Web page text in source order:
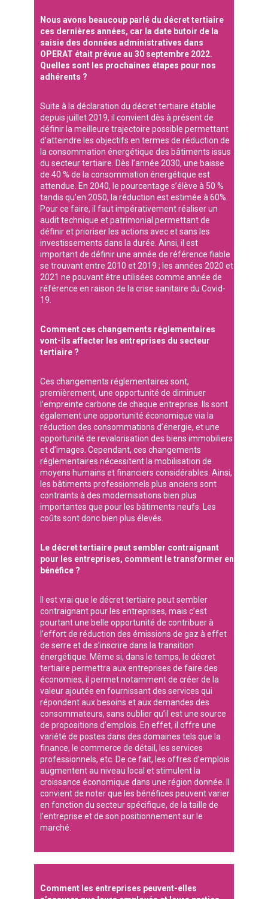
Nous avons beaucoup parlé du décret tertiaire
ces dernières années, car la date butoir de la
saisie des données administratives dans
OPERAT était prévue au 30 septembre 2022.
Quelles sont les prochaines étapes pour nos
adhérents ?
Suite à la déclaration du décret tertiaire établie
depuis juillet 2019, il convient dès à présent de
définir la meilleure trajectoire possible permettant
d’atteindre les objectifs en termes de réduction de
la consommation énergétique des bâtiments issus
du secteur tertiaire. Dès l’année 2030, une baisse
de 40 % de la consommation énergétique est
attendue. En 2040, le pourcentage s’élève à 50 %
tandis qu’en 2050, la réduction est estimée à 60%.
Pour ce faire, il faut impérativement réaliser un
audit technique et patrimonial permettant de
définir et prioriser les actions avec et sans les
investissements dans la durée. Ainsi, il est
important de définir une année de référence fiable
se trouvant entre 2010 et 2019 ; les années 2020 et
2021 ne pouvant être utilisées comme année de
référence en raison de la crise sanitaire du Covid-
19.
Comment ces changements réglementaires
vont-ils affecter les entreprises du secteur
tertiaire ?
Ces changements réglementaires sont,
premièrement, une opportunité de diminuer
l’empreinte carbone de chaque entreprise. Ils sont
également une opportunité économique via la
réduction des consommations d’énergie, et une
opportunité de revalorisation des biens immobiliers
et d’images. Cependant, ces changements
réglementaires nécessitent la mobilisation de
moyens humains et financiers considérables. Ainsi,
les bâtiments professionnels plus anciens sont
contraints à des modernisations bien plus
importantes que pour les bâtiments neufs. Les
coûts sont donc bien plus élevés.
Le décret tertiaire peut sembler contraignant
pour les entreprises, comment le transformer en
bénéfice ?
Il est vrai que le décret tertiaire peut sembler
contraignant pour les entreprises, mais c’est
pourtant une belle opportunité de contribuer à
l’effort de réduction des émissions de gaz à effet
de serre et de s’inscrire dans la transition
énergétique. Même si, dans le temps, le décret
tertiaire permettra aux entreprises de faire des
économies, il permet notamment de créer de la
valeur ajoutée en fournissant des services qui
répondent aux besoins et aux demandes des
consommateurs, sans oublier qu’il est une source
de propositions d’emplois. En effet, il offre une
variété de postes dans des domaines tels que la
finance, le commerce de détail, les services
professionnels, etc. De ce fait, les offres d’emplois
augmentent au niveau local et stimulent la
croissance économique dans une région donnée. Il
convient de noter que les bénéfices peuvent varier
en fonction du secteur spécifique, de la taille de
l’entreprise et de son positionnement sur le
marché.
Comment les entreprises peuvent-elles